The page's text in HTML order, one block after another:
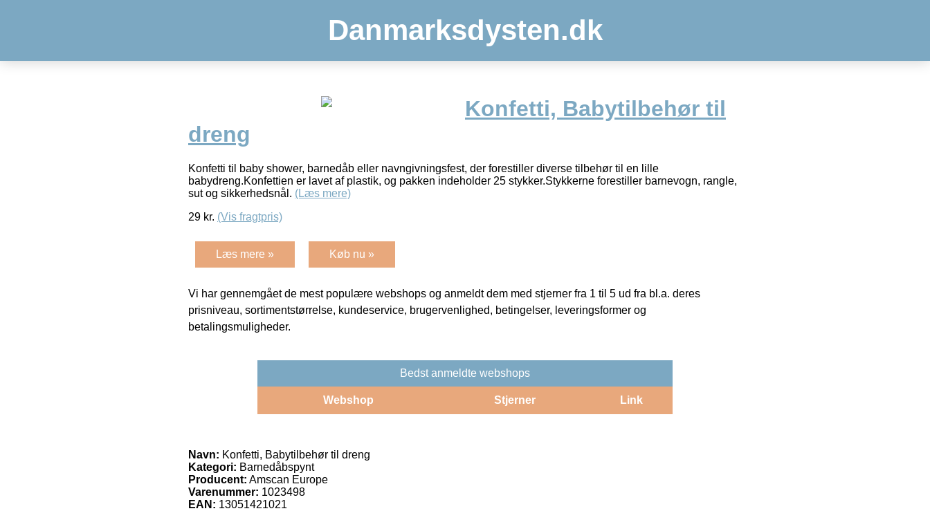
Danmarksdysten.dk
Konfetti, Babytilbehør til
dreng
Konfetti til baby shower, barnedåb eller navngivningsfest, der forestiller diverse tilbehør til en lille
babydreng.Konfettien er lavet af plastik, og pakken indeholder 25 stykker.Stykkerne forestiller barnevogn, rangle,
sut og sikkerhedsnål. (Læs mere)
29 kr. (Vis fragtpris)
Læs mere » Køb nu »
Vi har gennemgået de mest populære webshops og anmeldt dem med stjerner fra 1 til 5 ud fra bl.a. deres
prisniveau, sortimentstørrelse, kundeservice, brugervenlighed, betingelser, leveringsformer og
betalingsmuligheder.
Bedst anmeldte webshops
Webshop Stjerner Link
Navn: Konfetti, Babytilbehør til dreng
Kategori: Barnedåbspynt
Producent: Amscan Europe
Varenummer: 1023498
EAN: 13051421021